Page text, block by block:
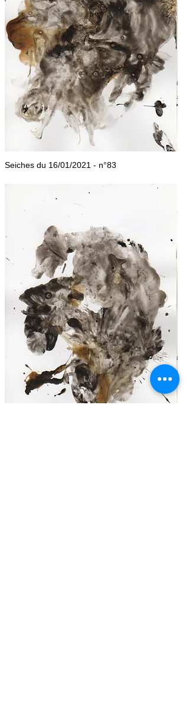
Seiches du 16/01/2021 - n°83